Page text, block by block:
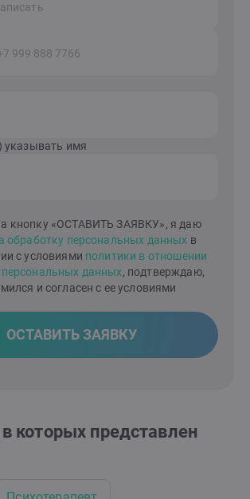
указывать имя
кнопку «ОСТАВИТЬ ЗАЯВКУ», я даю
обработку персональных данных в
с условиями политики в отношении
данных, подтверждаю,
и согласен с ее условиями
ОСТАВИТЬ ЗАЯВКУ
в которых представлен